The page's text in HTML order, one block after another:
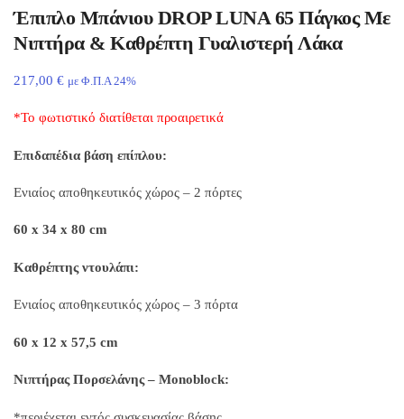
Έπιπλο Μπάνιου DROP LUNA 65 Πάγκος Με
Νιπτήρα & Καθρέπτη Γυαλιστερή Λάκα
217,00 € με Φ.Π.Α 24%
*Το φωτιστικό διατίθεται προαιρετικά
Επιδαπέδια βάση επίπλου:
Ενιαίος αποθηκευτικός χώρος – 2 πόρτες
60 x 34 x 80 cm
Καθρέπτης ντουλάπι:
Ενιαίος αποθηκευτικός χώρος – 3 πόρτα
60 x 12 x 57,5 cm
Νιπτήρας Πορσελάνης – Monoblock: